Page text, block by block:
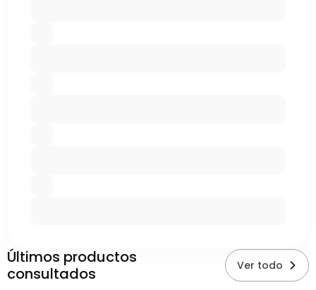
Últimos productos
consultados
Ver todo